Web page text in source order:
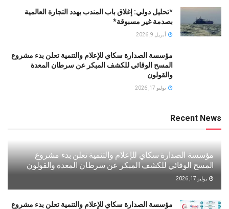
*تحليل دولي: إغلاق باب المندب يهدد التجارة العالمية
بصدمة غير مسبوقة*
أبريل 9, 2026
مؤسسة الصدارة سكاي للإعلام والتنمية تعلن بدء مشروع
المسح الوقائي للكشف المبكر عن سرطان المعدة
والقولون
يوليو 17, 2026
Recent News
مؤسسة الصدارة سكاي للإعلام والتنمية تعلن بدء مشروع
المسح الوقائي للكشف المبكر عن سرطان المعدة والقولون
يوليو 17, 2026
مؤسسة الصدارة سكاي للإعلام والتنمية تعلن بدء مشروع